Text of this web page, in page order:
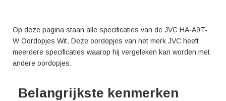
Op deze pagina staan alle specificaties van de JVC HA-A9T-
W Oordopjes Wit. Deze oordopjes van het merk JVC heeft
meerdere specificaties waarop hij vergeleken kan worden met
andere oordopjes.
Belangrijkste kenmerken